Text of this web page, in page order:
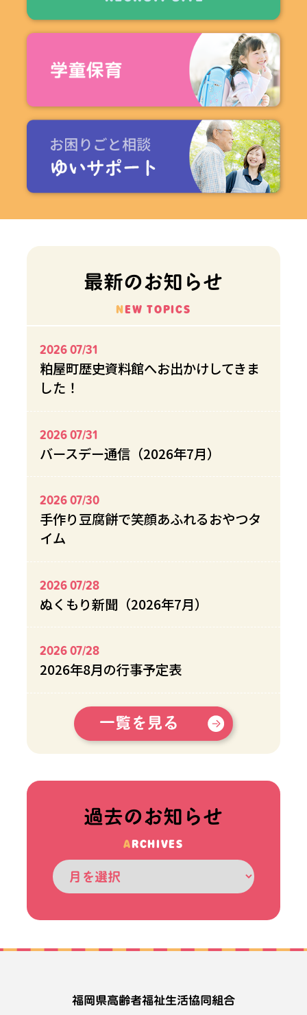
最新のお知らせ
NEW TOPICS
2026 07/31
粕屋町歴史資料館へお出かけしてきま
した！
2026 07/31
バースデー通信（2026年7月）
2026 07/30
手作り豆腐餅で笑顔あふれるおやつタ
イム
2026 07/28
ぬくもり新聞（2026年7月）
2026 07/28
2026年8月の行事予定表
過去のお知らせ
ARCHIVES
福岡県高齢者福祉生活協同組合